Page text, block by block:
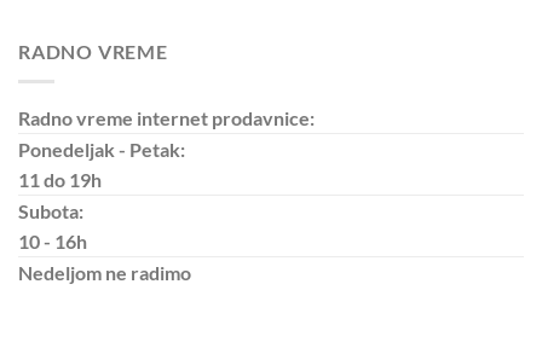
RADNO VREME
Radno vreme internet prodavnice:
Ponedeljak - Petak:
11 do 19h
Subota:
10 - 16h
Nedeljom ne radimo